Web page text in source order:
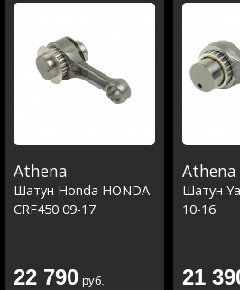
Athena
Шатун Honda HONDA
CRF450 09-17
22 790 руб.
Athena
Шатун
10-16
21